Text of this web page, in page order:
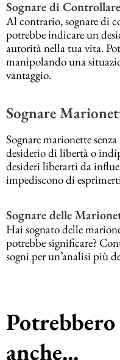
Sognare di
Al contrario, sognare di
potrebbe indicare un
autorità nella tua vita.
manipolando una
vantaggio.
Sognare
Sognare marionette
desiderio di libertà o
desideri liberarti da
impediscono di
Sognare delle
Hai sognato delle
potrebbe significare?
sogni per un’analisi più
anche...